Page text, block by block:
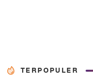
TERPOPULER